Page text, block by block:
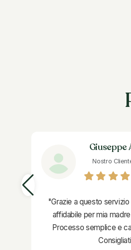
Giuseppe
Nostro
"Grazie a questo
affidabile per mia
Processo semplice e